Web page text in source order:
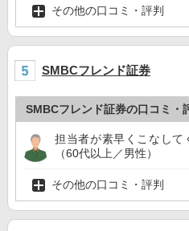
その他の口コミ・評判
SMBCフレンド証券
SMBCフレンド証券の口コミ・
担当者が素早くこなして
（60代以上／男性）
その他の口コミ・評判